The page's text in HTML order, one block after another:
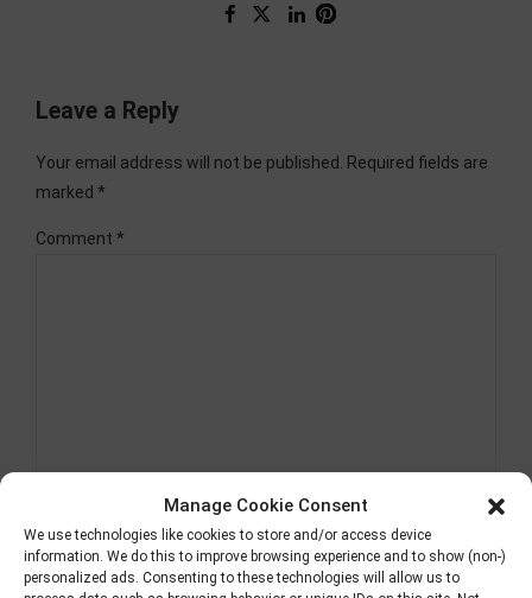
Manage Cookie Consent
We use technologies like cookies to store and/or access device
information. We do this to improve browsing experience and to show (non-)
personalized ads. Consenting to these technologies will allow us to
Leave a Reply
Your email address will not be published. Required fields are
marked *
Comment *
Name *